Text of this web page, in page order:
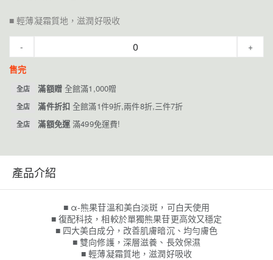
■ 輕薄凝霜質地，滋潤好吸收
-
+
售完
全店 滿額贈 全館滿1,000贈
全店 滿件折扣全館滿1件9折,兩件8折,三件7折
全店 滿額免運滿499免運費!
產品介紹
■ α-熊果苷溫和美白淡斑，可白天使用
■ 復配科技，相較於單獨熊果苷更高效又穩定
■ 四大美白成分，改善肌膚暗沉、均勻膚色
■ 雙向修護，深層滋養、長效保濕
■ 輕薄凝霜質地，滋潤好吸收